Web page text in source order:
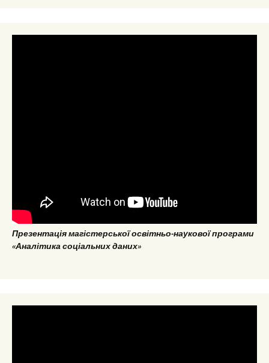
Презентація магістерської освітньо-наукової програми
«Аналітика соціальних даних»